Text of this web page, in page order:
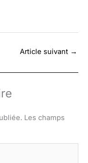
Article suivant →
Les champs